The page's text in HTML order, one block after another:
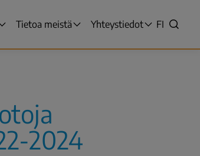
Tietoa meistä Yhteystiedot
VALITSE
SWITCH
FI
2024